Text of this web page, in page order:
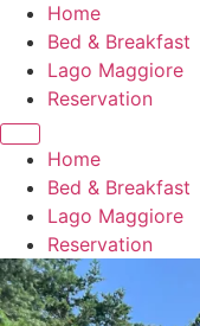
Home
Bed & Breakfast
Lago Maggiore
Reservation
Home
Bed & Breakfast
Lago Maggiore
Reservation